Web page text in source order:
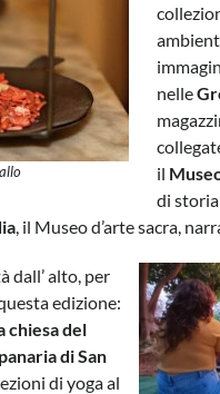
nelle
il
di
, il Museo d’arte sacra,
dall’ alto, per
edizione:
chiesa del
di San
di yoga al